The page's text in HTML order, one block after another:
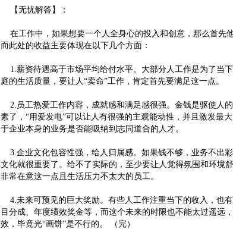
【无忧解答】：
在工作中，如果想要一个人全身心的投入和创意，那么首先
而此处的收益主要体现在以下几个方面：
1.薪资待遇高于市场平均给付水平。大部分人工作是为了当
庭的生活质量，要让人“卖命”工作，肯定首先要满足这一点。
2.员工热爱工作内容，成就感和满足感很强。金钱是驱使人
素了，“用爱发电”可以让人有很强的主观能动性，并且激发最
于企业本身的业务是否能吸纳到志同道合的人才。
3.企业文化包容性强，给人归属感。如果钱不够，业务不出
文化就很重要了。给不了实际的，至少要让人觉得氛围和环境
非常在意这一点且生活压力不太大的员工。
4.未来可预见的巨大奖励。有些人工作注重当下的收入，也
目分成、年度绩效奖金等，而这个未来的时限也不能太过遥远
效，毕竟光“画饼”是不行的。 （完）